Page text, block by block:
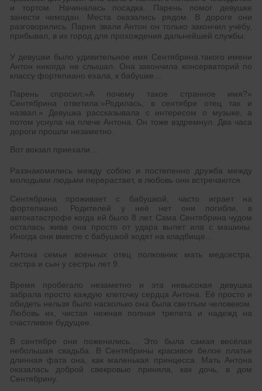
и тортом. Начиналась посадка. Парень помог девушке
занести чемодан. Места оказались рядом. В дороге они
разговорились. Парня звали Антон он только закончил учёбу,
прибывал, в их город для прохождения дальнейшей службы.
У девушки было удивительное имя Сентябрина.такого имени
Антон никогда не слышал. Она закончила консерваторий по
классу фортепиано ехала, к бабушке…
Парень спросил:»А почему такое странное имя?»
Сентябрина ответила:»Родилась, в сентябре отец так и
назвал.» Девушка рассказывала с интересом о музыке, а
потом уснула на плече Антона. Он тоже вздремнул. Два часа
дороги прошли незаметно.
Вот вокзал приехали…
Раззнакомились между собою и постепенно дружба между
молодыми людьми перерастает, в любовь они встречаются.
Сентябрина проживает с бабушкой, часто играет на
фортепиано. Родителей у неё нет они погибли, в
автокатастрофе когда ей было 8 лет. Сама Сентябрина чудом
осталась жива она просто от удара вылет ила с машины.
Иногда они вместе с бабушкой ходят на кладбище…
Антона семья военных отец полковник мать медсестра,
сестра и сын у сестры лет 9.
Время пробегало незаметно и эта невысокая девушка
забрала просто каждую клеточку сердца Антона. Её просто и
обидеть нельзя было насколько она была светлым человеком.
Любовь их, чистая нежная полная трепета и надежд на
счастливое будущее.
В сентябре они поженились… Это была самая весёлая
небольшая свадьба. В Сентябрины красивое белое платье
длинная фата она, как маленькая принцесса. Мать Антона
оказалась доброй свекровью приняла, как дочь, в дом
Сентябрину.